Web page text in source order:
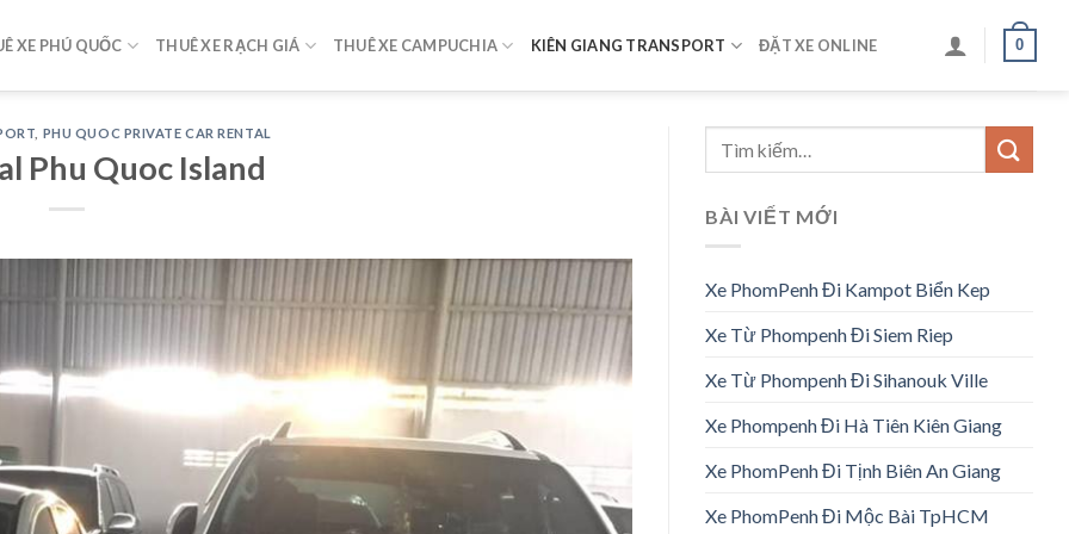
XE PHÚ QUỐC THUÊ XE RẠCH GIÁ THUÊ XE CAMPUCHIA KIÊN GIANG TRANSPORT ĐẶT XE ONLINE 0
PHU QUOC PRIVATE CAR RENTAL
Phu Quoc Island
BÀI VIẾT MỚI
Xe PhomPenh Đi Kampot Biển Kep
Xe Từ Phompenh Đi Siem Riep
Xe Từ Phompenh Đi Sihanouk Ville
Xe Phompenh Đi Hà Tiên Kiên Giang
Xe PhomPenh Đi Tịnh Biên An Giang
Xe PhomPenh Đi Mộc Bài TpHCM